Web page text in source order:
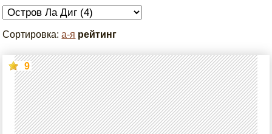
Сортировка:а-я рейтинг
9